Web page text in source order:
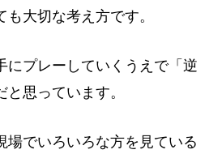
大切な考え方です。
にプレーしていくうえで「逆
思っています。
場でいろいろな方を見ている